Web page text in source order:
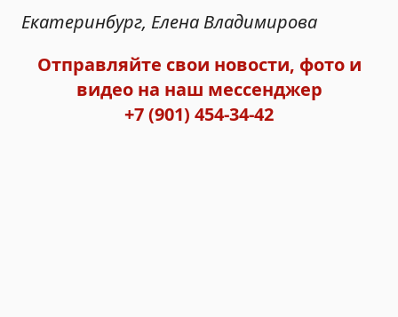
Екатеринбург, Елена Владимирова
Отправляйте свои новости, фото и
видео на наш мессенджер
+7 (901) 454-34-42